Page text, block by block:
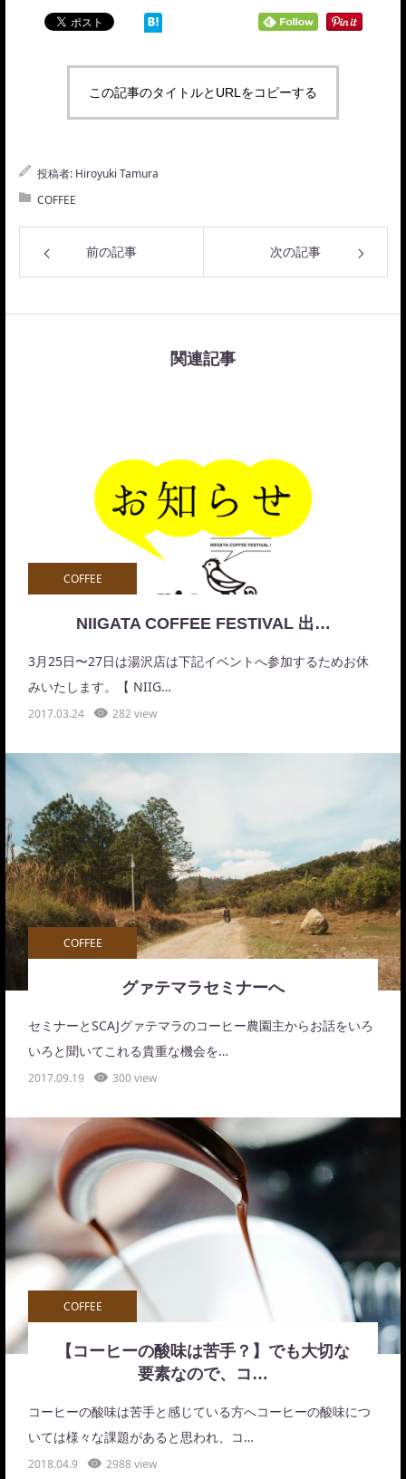
この記事のタイトルとURLをコピーする
投稿者: Hiroyuki Tamura
COFFEE
前の記事 次の記事
関連記事
COFFEE
NIIGATA COFFEE FESTIVAL 出…
3月25日〜27日は湯沢店は下記イベントへ参加するためお休
みいたします。【 NIIG…
2017.03.24 282 view
COFFEE
グァテマラセミナーへ
セミナーとSCAJグァテマラのコーヒー農園主からお話をいろ
いろと聞いてこれる貴重な機会を…
2017.09.19 300 view
COFFEE
【コーヒーの酸味は苦手？】でも大切な
要素なので、コ…
コーヒーの酸味は苦手と感じている方へコーヒーの酸味につ
いては様々な課題があると思われ、コ…
2018.04.9 2988 view